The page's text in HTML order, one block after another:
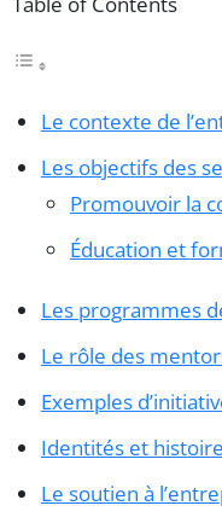
Le contexte de
Les objectifs des
Promouvoir la
Éducation et
Les programmes
Le rôle des
Exemples
Identités et
Le soutien à